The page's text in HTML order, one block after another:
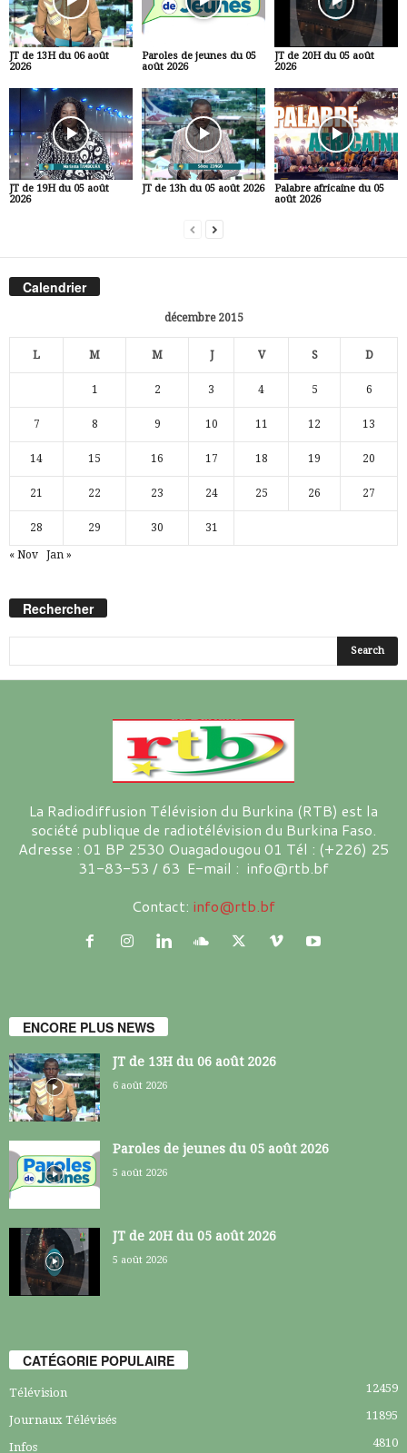
JT de 13H du 06 août
2026
Paroles de jeunes du 05
août 2026
JT de 20H du 05 août
2026
JT de 19H du 05 août
2026
JT de 13h du 05 août 2026
Palabre africaine du 05
août 2026
Calendrier
décembre 2015
L M M J V S D
1 2 3 4 5 6
7 8 9 10 11 12 13
14 15 16 17 18 19 20
21 22 23 24 25 26 27
28 29 30 31
« Nov Jan »
Rechercher
La Radiodiffusion Télévision du Burkina (RTB) est la
société publique de radiotélévision du Burkina Faso.
Adresse : 01 BP 2530 Ouagadougou 01 Tél : (+226) 25
31-83-53 / 63 E-mail : info@rtb.bf
Contact: info@rtb.bf
ENCORE PLUS NEWS
JT de 13H du 06 août 2026
6 août 2026
Paroles de jeunes du 05 août 2026
5 août 2026
JT de 20H du 05 août 2026
5 août 2026
CATÉGORIE POPULAIRE
Télévision 12459
Journaux Télévisés 11895
Infos 4810